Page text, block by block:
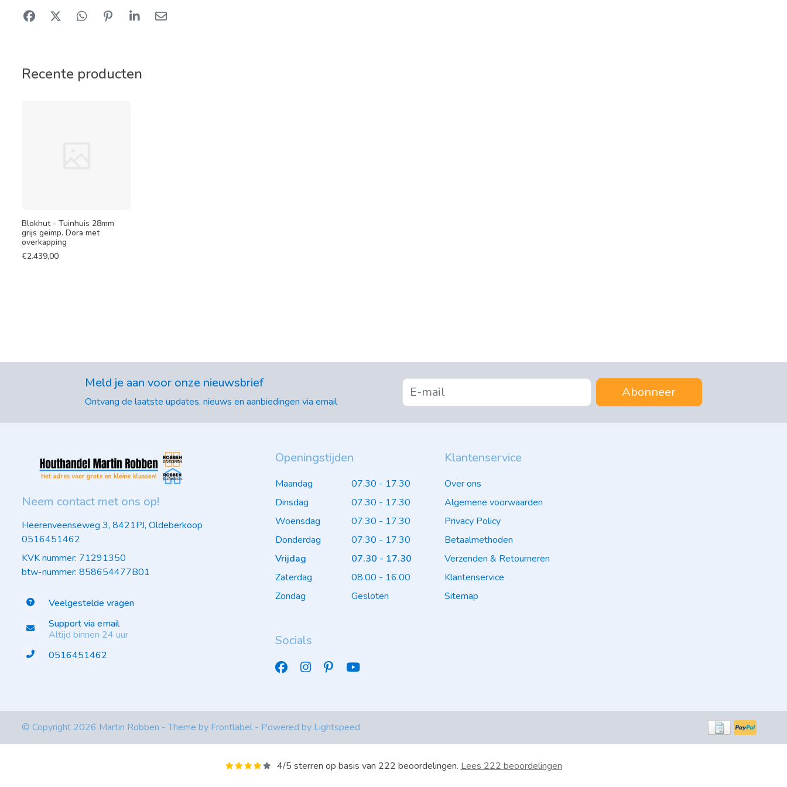
Recente producten
Blokhut - Tuinhuis 28mm
grijs geimp. Dora met
overkapping
€2.439,00
Meld je aan voor onze nieuwsbrief
Ontvang de laatste updates, nieuws en aanbiedingen via email
Abonneer
Neem contact met ons op!
Heerenveenseweg 3, 8421PJ, Oldeberkoop
0516451462
KVK nummer: 71291350
btw-nummer: 858654477B01
Veelgestelde vragen
Support via email
Altijd binnen 24 uur
0516451462
Openingstijden
Maandag
07.30 - 17.30
Dinsdag
07.30 - 17.30
Woensdag
07.30 - 17.30
Donderdag
07.30 - 17.30
Vrijdag
07.30 - 17.30
Zaterdag
08.00 - 16.00
Zondag
Gesloten
Socials
Klantenservice
Over ons
Algemene voorwaarden
Privacy Policy
Betaalmethoden
Verzenden & Retourneren
Klantenservice
Sitemap
© Copyright 2026 Martin Robben - Theme by Frontlabel - Powered by Lightspeed
4/5 sterren op basis van 222 beoordelingen.Lees 222 beoordelingen